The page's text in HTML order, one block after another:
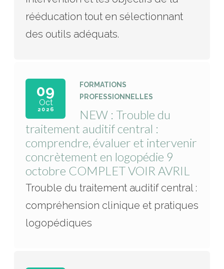
rééducation tout en sélectionnant
des outils adéquats.
09
Oct
2026
FORMATIONS
PROFESSIONNELLES
NEW : Trouble du
traitement auditif central :
comprendre, évaluer et intervenir
concrètement en logopédie 9
octobre COMPLET VOIR AVRIL
Trouble du traitement auditif central :
compréhension clinique et pratiques
logopédiques